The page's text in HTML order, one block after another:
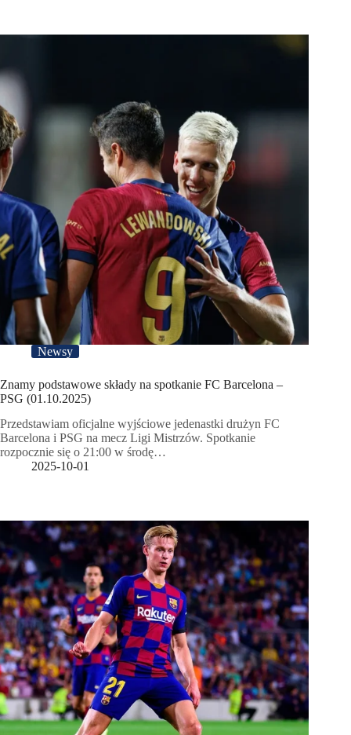
Newsy
Znamy podstawowe składy na spotkanie FC Barcelona –
PSG (01.10.2025)
Przedstawiam oficjalne wyjściowe jedenastki drużyn FC
Barcelona i PSG na mecz Ligi Mistrzów. Spotkanie
rozpocznie się o 21:00 w środę…
2025-10-01